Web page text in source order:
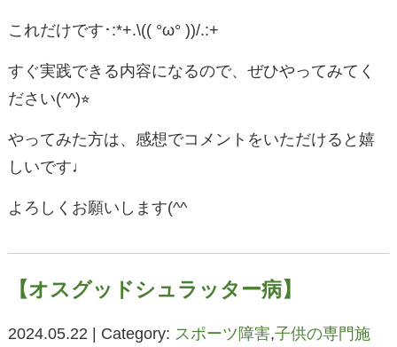
これだけです･:*+.\(( °ω° ))/.:+
すぐ実践できる内容になるので、ぜひやってみてく
ださい(^^)⭐︎
やってみた方は、感想でコメントをいただけると嬉
しいです♩
よろしくお願いします(^^
【オスグッドシュラッター病】
2024.05.22 | Category: スポーツ障害,子供の専門施